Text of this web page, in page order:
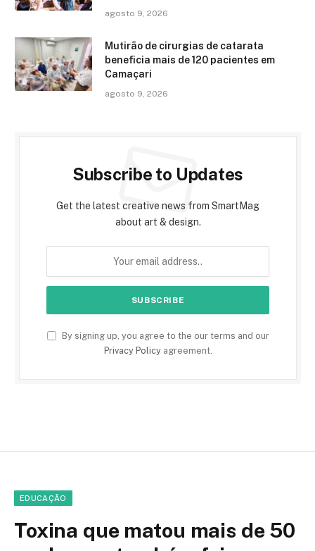
agosto 9, 2026
Mutirão de cirurgias de catarata
beneficia mais de 120 pacientes em
Camaçari
agosto 9, 2026
Subscribe to Updates
Get the latest creative news from SmartMag
about art & design.
By signing up, you agree to the our terms and our
Privacy Policyagreement.
EDUCAÇÃO
Toxina que matou mais de 50